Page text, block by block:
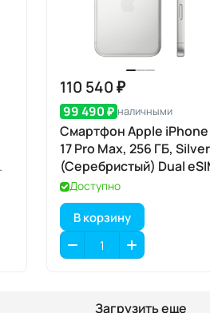
110 540 ₽
99 490 ₽ наличными
Смартфон Apple iPhone
17 Pro Max, 256 ГБ, Silver
(Серебристый) Dual
Доступно
В корзину
Загрузить еще